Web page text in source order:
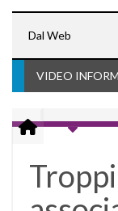
Dal Web
VIDEO